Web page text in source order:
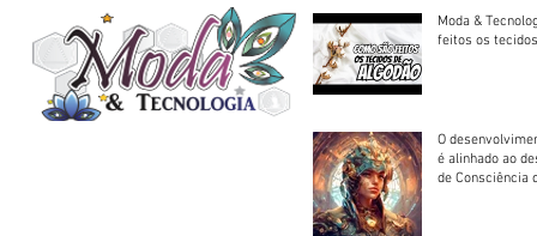
Moda &
feitos os
O
é alinhado ao
de Consciência